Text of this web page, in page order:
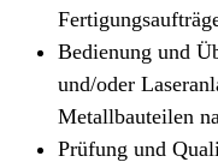
Bedienung und
und/oder
Metallbauteilen
Prüfung und